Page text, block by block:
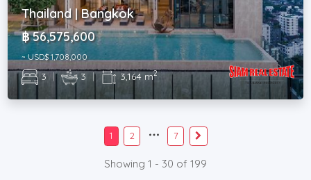
Thailand | Bangkok
฿ 56,575,600
~ USD$ 1,708,000
3 | 3 | 3,164 m2
1 2 7
Showing 1 - 30 of 199